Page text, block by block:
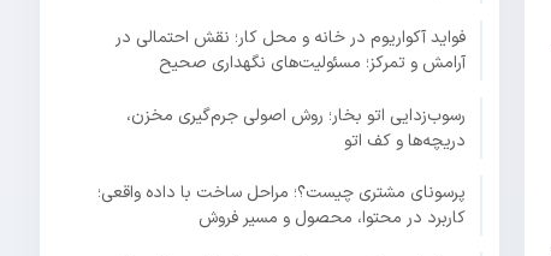
فواید آکواریوم در خانه و محل کار؛ نقش احتمالی در
آرامش و تمرکز؛ مسئولیت‌های نگهداری صحیح
رسوب‌زدایی اتو بخار؛ روش اصولی جرم‌گیری مخزن،
دریچه‌ها و کف اتو
پرسونای مشتری چیست؟؛ مراحل ساخت با داده واقعی؛
کاربرد در محتوا، محصول و مسیر فروش